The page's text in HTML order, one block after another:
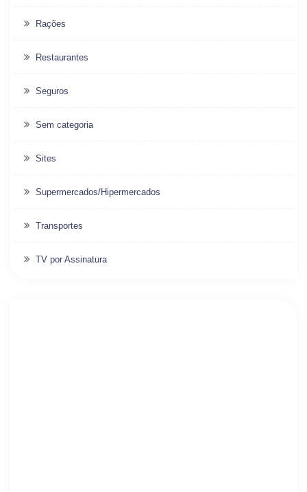
Rações
Restaurantes
Seguros
Sem categoria
Sites
Supermercados/Hipermercados
Transportes
TV por Assinatura